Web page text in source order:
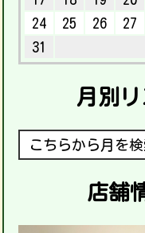
24
25 26 27
31
月別
店舗